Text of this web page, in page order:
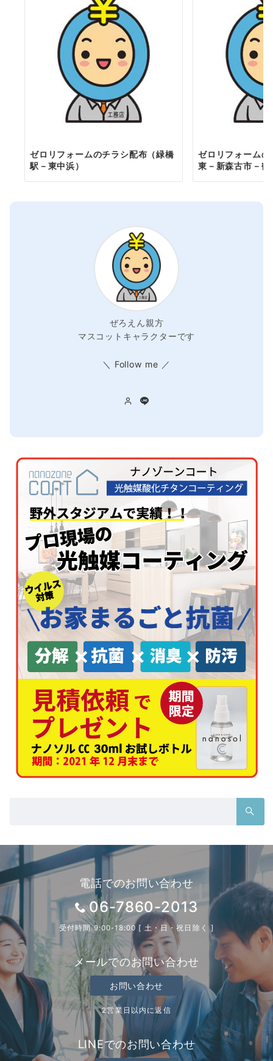
ゼロリフォームのチラシ配布（緑橋
駅－東中浜）
ゼロリフォーム
東－新森古市－鶴
ぜろえん親方
マスコットキャラクターです
＼ Follow me ／
電話でのお問い合わせ
06-7860-2013
受付時間 9:00-18:00 [ 土・日・祝日除く ]
メールでのお問い合わせ
お問い合わせ
2営業日以内に返信
LINEでのお問い合わせ